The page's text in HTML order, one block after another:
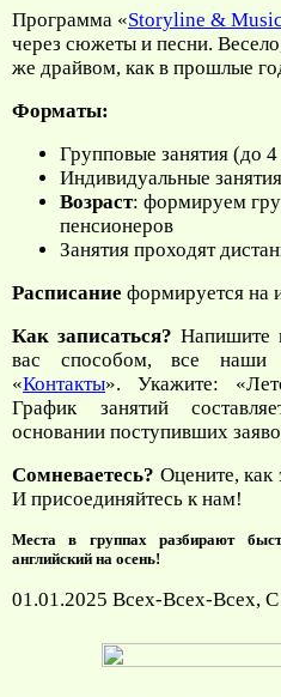
Программа «Storyline &
через сюжеты и песни.
же драйвом, как в прошлые
Форматы:
Групповые занятия (до
Индивидуальные
Возраст: формируем
пенсионеров
Занятия проходят
Расписание формируется на
Как записаться? Напишите
вас способом, все наши
«Контакты». Укажите:
График занятий
основании поступивших
Сомневаетесь? Оцените,
И присоединяйтесь к нам!
Места в группах разбирают
английский на осень!
01.01.2025 Всех-Всех-Всех,